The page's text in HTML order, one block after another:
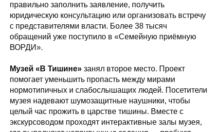
правильно заполнить заявление, получить
юридическую консультацию или организовать встречу
с представителями власти. Более 38 тысяч
обращений уже поступило в «Семейную приёмную
ВОРДИ».
Музей «В Тишине» занял второе место. Проект
помогает уменьшить пропасть между мирами
нормотипичных и слабослышащих людей. Посетители
музея надевают шумозащитные наушники, чтобы
целый час прожить в царстве тишины. Вместе с
экскурсоводом проходят интерактивные залы музея,